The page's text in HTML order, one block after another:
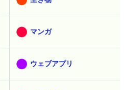
マンガ
ウェブアプリ